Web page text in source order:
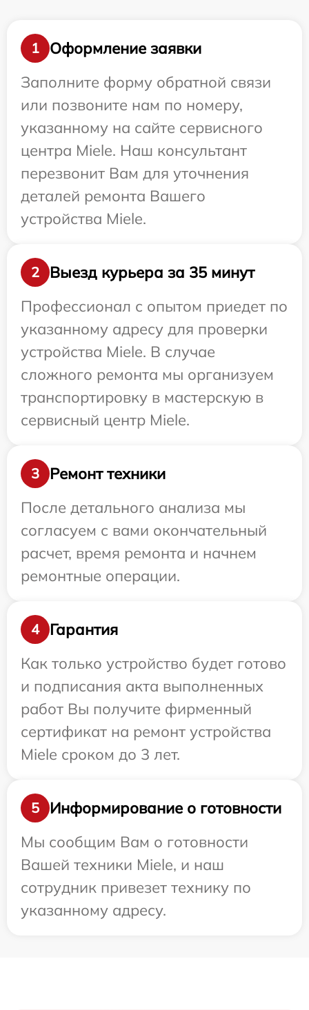
1
Оформление заявки
Заполните форму обратной связи
или позвоните нам по номеру,
указанному на сайте сервисного
центра Miele. Наш консультант
перезвонит Вам для уточнения
деталей ремонта Вашего
устройства Miele.
2
Выезд курьера за 35 минут
Профессионал с опытом приедет по
указанному адресу для проверки
устройства Miele. В случае
сложного ремонта мы организуем
транспортировку в мастерскую в
сервисный центр Miele.
3
Ремонт техники
После детального анализа мы
согласуем с вами окончательный
расчет, время ремонта и начнем
ремонтные операции.
4
Гарантия
Как только устройство будет готово
и подписания акта выполненных
работ Вы получите фирменный
сертификат на ремонт устройства
Miele сроком до 3 лет.
5
Информирование о готовности
Мы сообщим Вам о готовности
Вашей техники Miele, и наш
сотрудник привезет технику по
указанному адресу.